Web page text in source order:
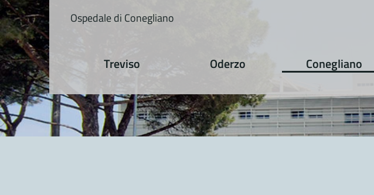
Ospedale di Conegliano
Treviso Oderzo Conegliano